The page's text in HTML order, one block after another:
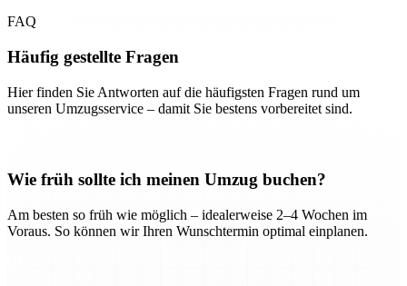
FAQ
Häufig gestellte Fragen
Hier finden Sie Antworten auf die häufigsten Fragen rund um
unseren Umzugsservice – damit Sie bestens vorbereitet sind.
Wie früh sollte ich meinen Umzug buchen?
Am besten so früh wie möglich – idealerweise 2–4 Wochen im
Voraus. So können wir Ihren Wunschtermin optimal einplanen.